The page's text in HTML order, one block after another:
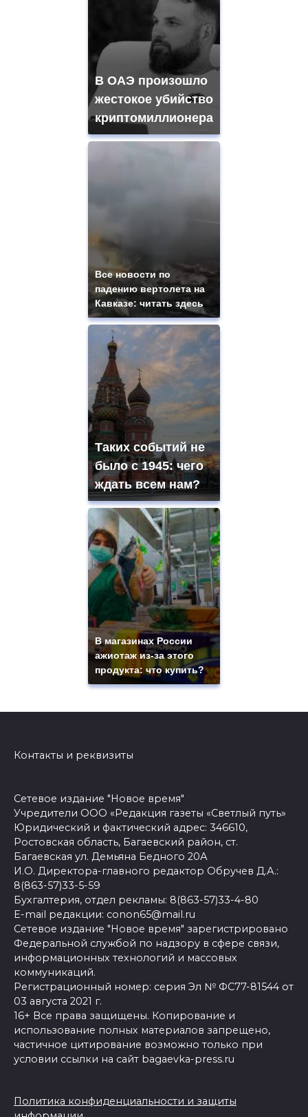
В ОАЭ произошло
жестокое убийство
криптомиллионера
Все новости по
падению вертолета на
Кавказе: читать здесь
Таких событий не
было с 1945: чего
ждать всем нам?
В магазинах России
ажиотаж из-за этого
продукта: что купить?
Контакты и реквизиты
Сетевое издание "Новое время"
Учредители ООО «Редакция газеты «Светлый путь»
Юридический и фактический адрес: 346610,
Ростовская область, Багаевский район, ст.
Багаевская ул. Демьяна Бедного 20А
И.О. Директора-главного редактор Обручев Д.А.:
8(863-57)33-5-59
Бухгалтерия, отдел рекламы: 8(863-57)33-4-80
E-mail редакции: conon65@mail.ru
Сетевое издание "Новое время" зарегистрировано
Федеральной службой по надзору в сфере связи,
информационных технологий и массовых
коммуникаций.
Регистрационный номер: серия Эл № ФС77-81544 от
03 августа 2021 г.
16+ Все права защищены. Копирование и
использование полных материалов запрещено,
частичное цитирование возможно только при
условии ссылки на сайт bagaevka-press.ru
Политика конфиденциальности и защиты